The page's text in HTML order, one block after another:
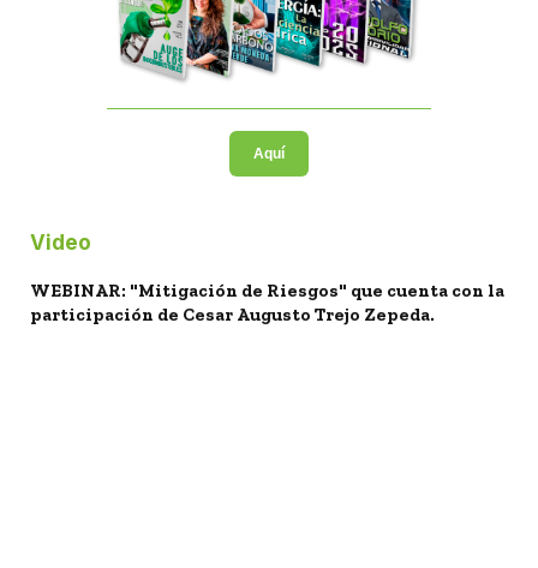
Aquí
Video
WEBINAR: "Mitigación de Riesgos" que cuenta con la
participación de Cesar Augusto Trejo Zepeda.